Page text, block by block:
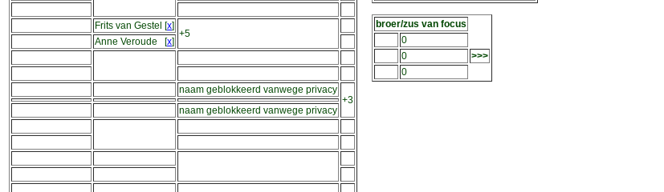
Frits van Gestel [x]
+5
Anne Veroude [x]
naam geblokkeerd vanwege privacy
+3
naam geblokkeerd vanwege privacy
broer/zus van focus
0
0
>>>
0